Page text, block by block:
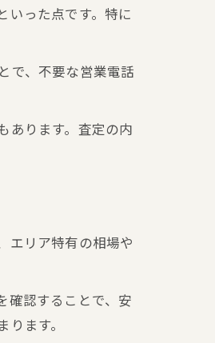
いった点です。特に
で、不要な営業電話
あります。査定の内
エリア特有の相場や
確認することで、安
ます。